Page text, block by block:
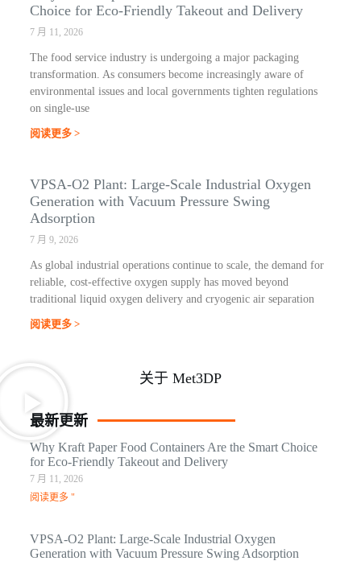
Choice for Eco-Friendly Takeout and Delivery
7 月 11, 2026
The food service industry is undergoing a major packaging
transformation. As consumers become increasingly aware of
environmental issues and local governments tighten regulations
on single-use
阅读更多 >
VPSA-O2 Plant: Large-Scale Industrial Oxygen
Generation with Vacuum Pressure Swing
Adsorption
7 月 9, 2026
As global industrial operations continue to scale, the demand for
reliable, cost-effective oxygen supply has moved beyond
traditional liquid oxygen delivery and cryogenic air separation
阅读更多 >
关于 Met3DP
最新更新
Why Kraft Paper Food Containers Are the Smart Choice
for Eco-Friendly Takeout and Delivery
7 月 11, 2026
阅读更多 "
VPSA-O2 Plant: Large-Scale Industrial Oxygen
Generation with Vacuum Pressure Swing Adsorption